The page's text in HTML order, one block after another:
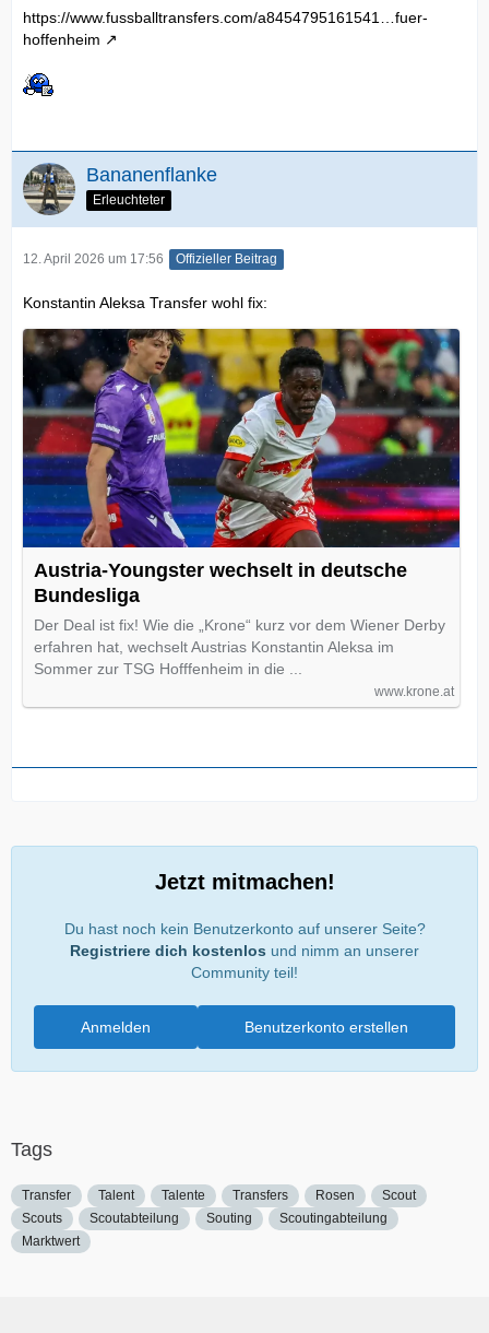
https://www.fussballtransfers.com/a8454795161541…fuer-
hoffenheim
Bananenflanke
Erleuchteter
12. April 2026 um 17:56 Offizieller Beitrag
Konstantin Aleksa Transfer wohl fix:
Austria-Youngster wechselt in deutsche
Bundesliga
Der Deal ist fix! Wie die „Krone“ kurz vor dem Wiener Derby
erfahren hat, wechselt Austrias Konstantin Aleksa im
Sommer zur TSG Hofffenheim in die ...
www.krone.at
Jetzt mitmachen!
Du hast noch kein Benutzerkonto auf unserer Seite?
Registriere dich kostenlos und nimm an unserer
Community teil!
Benutzerkonto erstellen
Anmelden
Tags
Transfer Talent Talente Transfers Rosen
Scout
Scouts
Scoutabteilung Souting
Scoutingabteilung
Marktwert